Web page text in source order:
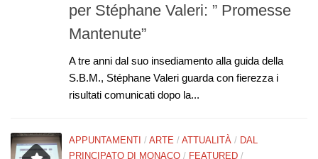
per Stéphane Valeri: ” Promesse
Mantenute”
A tre anni dal suo insediamento alla guida della
S.B.M., Stéphane Valeri guarda con fierezza i
risultati comunicati dopo la...
APPUNTAMENTI / ARTE / ATTUALITÀ / DAL
PRINCIPATO DI MONACO / FEATURED /